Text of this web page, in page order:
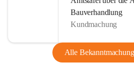
Bauverhandlung
Kundmachung
Alle